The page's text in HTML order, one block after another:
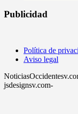
Publicidad
Política de
Aviso legal
jsdesignsv.com-